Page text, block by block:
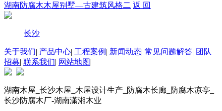
湖南防腐木木屋别墅—古建筑风格二 返 回
长沙
关于我们| 产品中心| 工程案例 | 新闻动态| 常见问题解答| 团队
招募| 联系我们| 网站地图|
湖南木屋_长沙木屋_木屋设计生产_防腐木长廊_防腐木凉亭_
长沙防腐木厂-湖南潇湘木业